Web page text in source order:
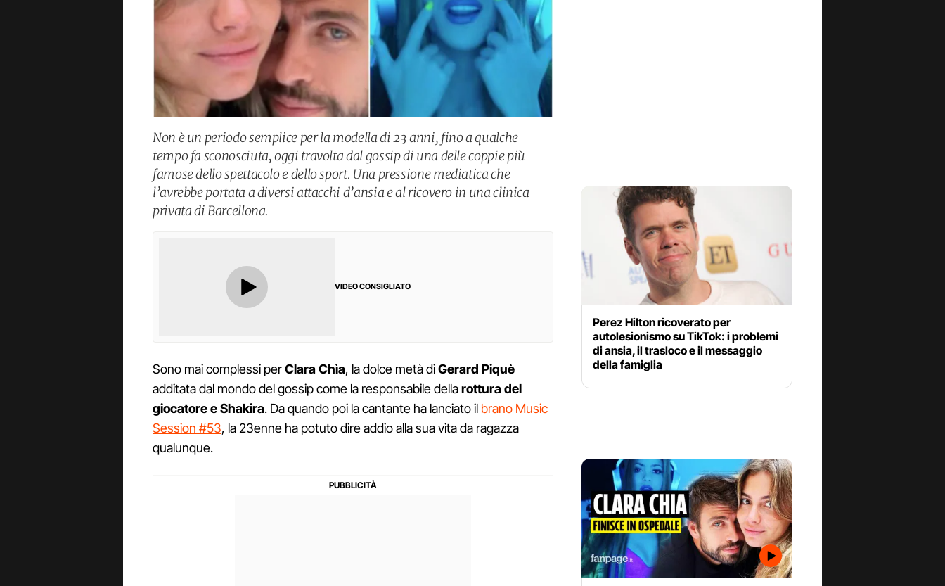
Non è un periodo semplice per la modella di 23 anni, fino a qualche
tempo fa sconosciuta, oggi travolta dal gossip di una delle coppie più
famose dello spettacolo e dello sport. Una pressione mediatica che
l’avrebbe portata a diversi attacchi d’ansia e al ricovero in una clinica
privata di Barcellona.
VIDEO CONSIGLIATO
Sono mai complessi perClara Chìa, la dolce metà diGerard Piquè
additata dal mondo del gossip come la responsabile dellarottura del
giocatore e Shakira. Da quando poi la cantante ha lanciato il brano Music
Session #53, la 23enne ha potuto dire addio alla sua vita da ragazza
qualunque.
Perez Hilton ricoverato per
autolesionismo su TikTok: i problemi
di ansia, il trasloco e il messaggio
della famiglia